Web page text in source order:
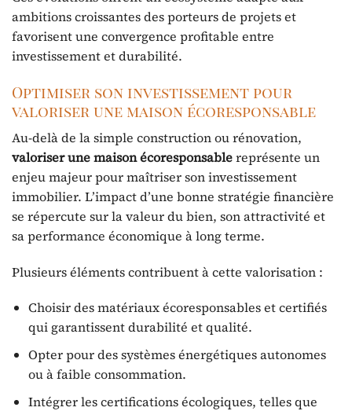
ambitions croissantes des porteurs de projets et
favorisent une convergence profitable entre
investissement et durabilité.
Optimiser son investissement pour
valoriser une maison écoresponsable
Au-delà de la simple construction ou rénovation,
valoriser une maison écoresponsablereprésente un
enjeu majeur pour maîtriser son investissement
immobilier. L’impact d’une bonne stratégie financière
se répercute sur la valeur du bien, son attractivité et
sa performance économique à long terme.
Plusieurs éléments contribuent à cette valorisation :
Choisir des matériaux écoresponsables et certifiés
qui garantissent durabilité et qualité.
Opter pour des systèmes énergétiques autonomes
ou à faible consommation.
Intégrer les certifications écologiques, telles que